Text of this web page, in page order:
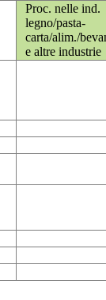
Proc. nelle ind.
legno/pasta-
carta/alim./
e altre industrie